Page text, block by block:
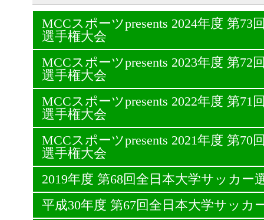
MCCスポーツpresents 2024年度 第73
選手権大会
MCCスポーツpresents 2023年度 第72
選手権大会
MCCスポーツpresents 2022年度 第71
選手権大会
MCCスポーツpresents 2021年度 第70
選手権大会
2019年度 第68回全日本大学サッカー
平成30年度 第67回全日本大学サッカ